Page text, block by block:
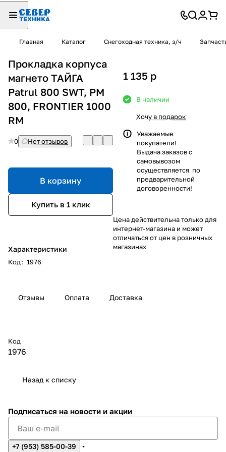
Главная Каталог Снегоходная техника, з/ч
Прокладка корпуса
магнето ТАЙГА
Patrul 800 SWT, РМ
800, FRONTIER 1000
RM
0 Нет отзывов
В корзину
Купить в 1 клик
Характеристики
Код: 1976
1 135 p
В наличии
Хочу в подарок
Уважаемые
покупатели!
Выдача заказов с
самовывозом
осуществляется по
предварительной
договоренности!
Цена действительна только для
интернет-магазина и может
отличаться от цен в розничных
магазинах
Отзывы Оплата Доставка
Код
1976
Назад к списку
Подписаться на новости и акции
+7 (953) 585-00-39